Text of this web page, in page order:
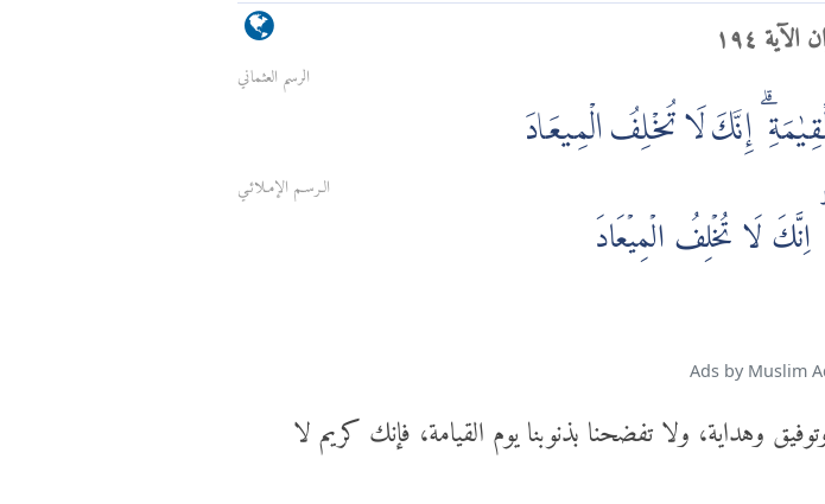
١٩٤
الرسم العثماني
إِنَّكَ لَا تُخْلِفُ الْمِيعَادَ
الـرسـم الإمـلائـي
اِنَّكَ لَا تُخۡلِفُ الۡمِيۡعَادَ
Ads by Muslim
وهداية، ولا تفضحنا بذنوبنا يوم القيامة، فإنك كريم لا